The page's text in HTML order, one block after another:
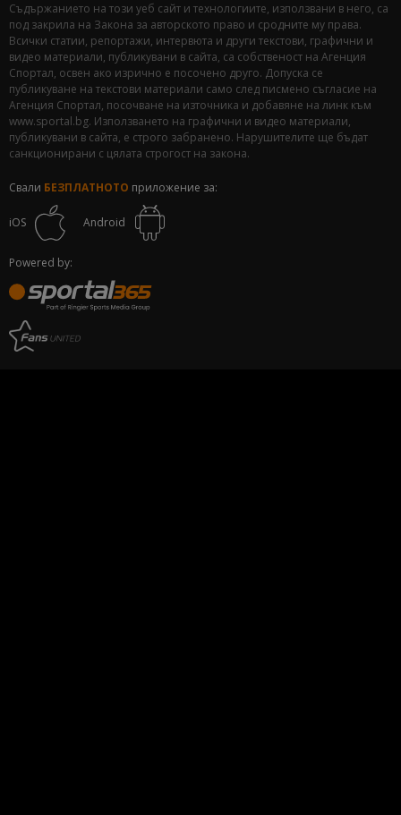
Съдържанието на този уеб сайт и технологиите, използвани в него, са
под закрила на Закона за авторското право и сродните му права.
Всички статии, репортажи, интервюта и други текстови, графични и
видео материали, публикувани в сайта, са собственост на Агенция
Спортал, освен ако изрично е посочено друго. Допуска се
публикуване на текстови материали само след писмено съгласие на
Агенция Спортал, посочване на източника и добавяне на линк към
www.sportal.bg. Използването на графични и видео материали,
публикувани в сайта, е строго забранено. Нарушителите ще бъдат
санкционирани с цялата строгост на закона.
Свали БЕЗПЛАТНОТО приложение за:
iOS Android
Powered by: